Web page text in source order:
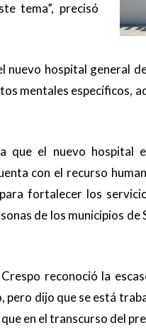
tema”, precisó
nuevo hospital general
mentales específicos,
que el nuevo hospital
con el recurso
fortalecer los
de los municipios
reconoció la
pero dijo que se está
en el transcurso del